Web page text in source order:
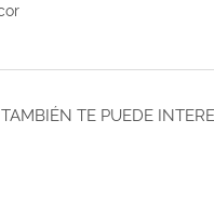
TAMBIÉN TE PUEDE